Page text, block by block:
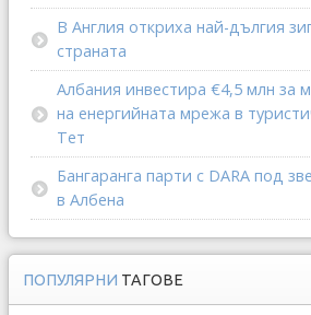
В Англия откриха най-дългия
страната
Албания инвестира €4,5 млн за
на енергийната мрежа в
Тет
Бангаранга парти с DARA под
в Албена
ПОПУЛЯРНИ ТАГОВЕ